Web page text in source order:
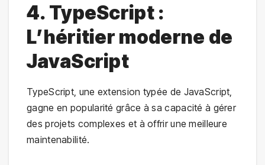
4. TypeScript :
L’héritier moderne de
JavaScript
TypeScript, une extension typée de JavaScript,
gagne en popularité grâce à sa capacité à gérer
des projets complexes et à offrir une meilleure
maintenabilité.